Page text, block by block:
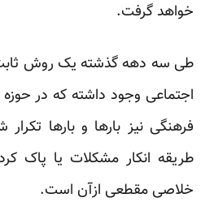
خواهد گرفت.
طی سه دهه گذشته یک روش ثابت
اجتماعی وجود داشته که در
فرهنگی نیز بارها و بارها
طریقه انکار مشکلات یا پاک
خلاصی مقطعی ازآن است.